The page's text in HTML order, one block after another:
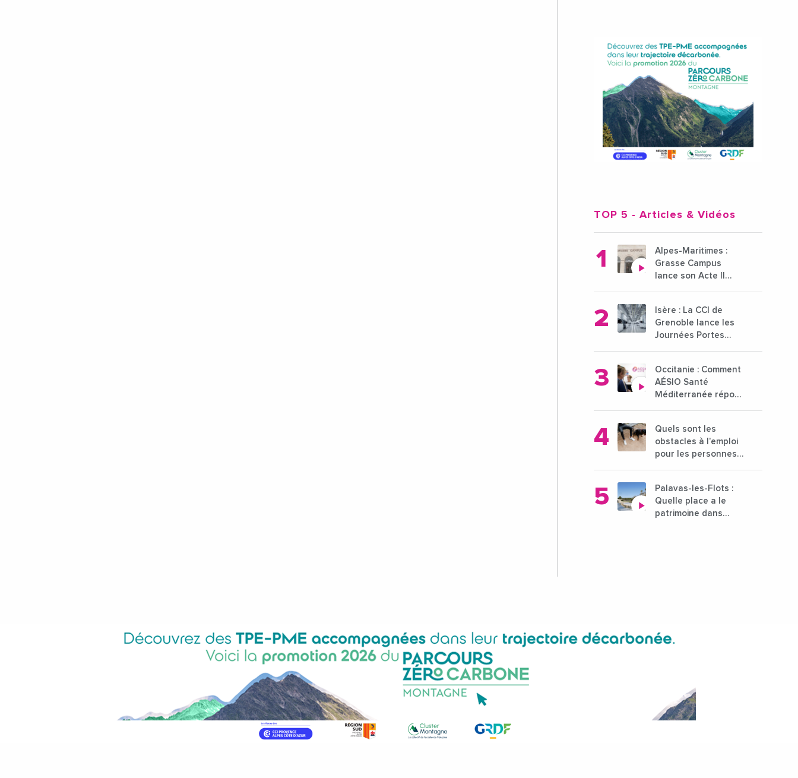
TOP 5 - Articles & Vidéos
Alpes-Maritimes :
Grasse Campus
lance son Acte II
pour l'enseignement
supérieur
Isère : La CCI de
Grenoble lance les
Journées Portes
21 octobre 2024
Occitanie : Comment
AÉSIO Santé
Méditerranée répond
médicaux ?
Quels sont les
obstacles à l’emploi
pour les personnes
Palavas-les-Flots :
Quelle place a le
patrimoine dans